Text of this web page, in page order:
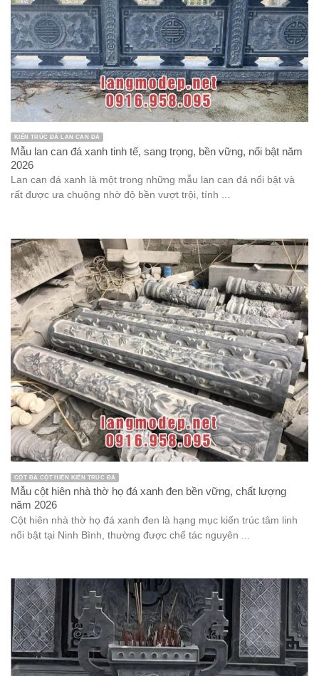
KIẾN TRÚC ĐÁ LAN CAN ĐÁ
Mẫu lan can đá xanh tinh tế, sang trọng, bền vững, nổi bật năm
2026
Lan can đá xanh là một trong những mẫu lan can đá nổi bật và
rất được ưa chuộng nhờ độ bền vượt trội, tính ...
CỘT ĐÁ CỘT HIÊN KIẾN TRÚC ĐÁ
Mẫu cột hiên nhà thờ họ đá xanh đen bền vững, chất lượng
năm 2026
Cột hiên nhà thờ họ đá xanh đen là hạng mục kiến trúc tâm linh
nổi bật tại Ninh Bình, thường được chế tác nguyên ...